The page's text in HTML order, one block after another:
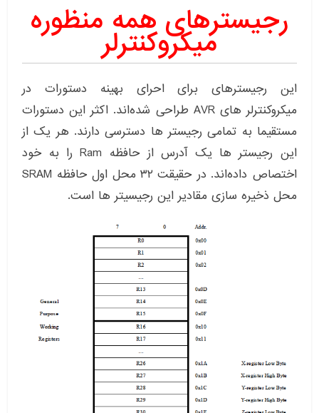
رجیسترهای همه منظوره
میکروکنترلر
این رجیسترهای برای احرای بهینه دستورات در
میکروکنترلر های AVR طراحی شده‌اند. اکثر این دستورات
مستقیما به تمامی رجیستر ها دسترسی دارند. هر یک از
این رجیستر ها یک آدرس از حافظه Ram را به خود
اختصاص داده‌اند. در حقیقت ۳۲ محل اول حافظه SRAM
محل ذخیره سازی مقادیر این رجیسیتر ها است.